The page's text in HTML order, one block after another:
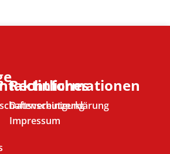
Rechtliches
Datenschutzerklärung
Impressum